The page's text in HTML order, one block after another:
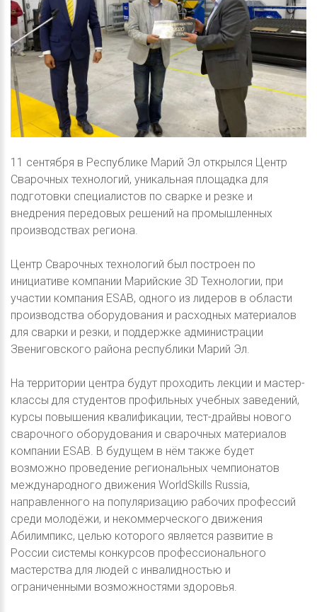
11 сентября в Республике Марий Эл открылся Центр
Сварочных технологий, уникальная площадка для
подготовки специалистов по сварке и резке и
внедрения передовых решений на промышленных
производствах региона.
Центр Сварочных технологий был построен по
инициативе компании Марийские 3D Технологии, при
участии компания ESAB, одного из лидеров в области
производства оборудования и расходных материалов
для сварки и резки, и поддержке администрации
Звениговского района республики Марий Эл.
На территории центра будут проходить лекции и мастер-
классы для студентов профильных учебных заведений,
курсы повышения квалификации, тест-драйвы нового
сварочного оборудования и сварочных материалов
компании ESAB. В будущем в нём также будет
возможно проведение региональных чемпионатов
международного движения WorldSkills Russia,
направленного на популяризацию рабочих профессий
среди молодёжи, и некоммерческого движения
Абилимпикс, целью которого является развитие в
России системы конкурсов профессионального
мастерства для людей с инвалидностью и
ограниченными возможностями здоровья.